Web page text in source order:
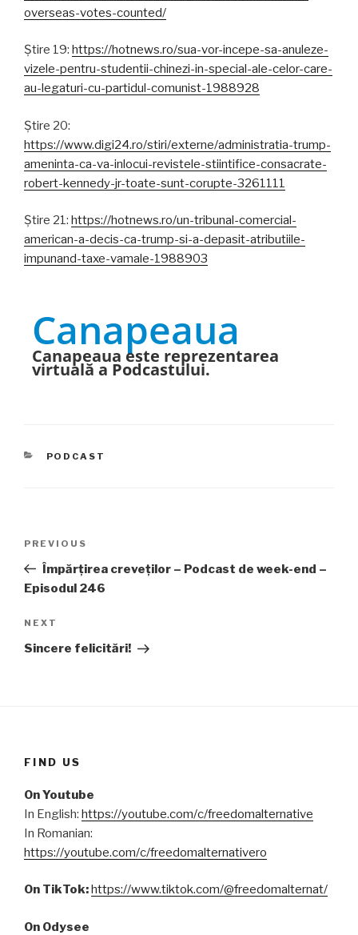
overseas-votes-counted/
Știre 19: https://hotnews.ro/sua-vor-incepe-sa-anuleze-
vizele-pentru-studentii-chinezi-in-special-ale-celor-care-
au-legaturi-cu-partidul-comunist-1988928
Știre 20:
https://www.digi24.ro/stiri/externe/administratia-trump-
ameninta-ca-va-inlocui-revistele-stiintifice-consacrate-
robert-kennedy-jr-toate-sunt-corupte-3261111
Știre 21: https://hotnews.ro/un-tribunal-comercial-
american-a-decis-ca-trump-si-a-depasit-atributiile-
impunand-taxe-vamale-1988903
Canapeaua
Canapeaua este reprezentarea
virtuală a Podcastului.
CATEGORIES
PODCAST
navigation
Previous
Post
PREVIOUS
Împărțirea creveților – Podcast de week-end –
Episodul 246
Next
Post
NEXT
Sincere felicitări!
FIND US
On Youtube
In English: https://youtube.com/c/freedomalternative
In Romanian:
https://youtube.com/c/freedomalternativero
On TikTok:https://www.tiktok.com/@freedomalternat/
On Odysee